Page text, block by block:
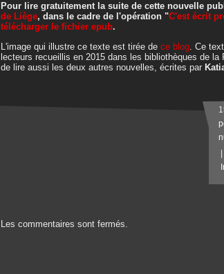
Pour lire gratuitement la suite de cette nouvelle
de Liège, dans le cadre de l'opération "C'est écrit
télécharger le fichier epub.
L'image qui illustre ce texte est tirée de ce blog. Ce
lecteurs recueillis en 2015 dans les bibliothèques de
de lire aussi les deux autres nouvelles, écrites par
Les commentaires sont fermés.